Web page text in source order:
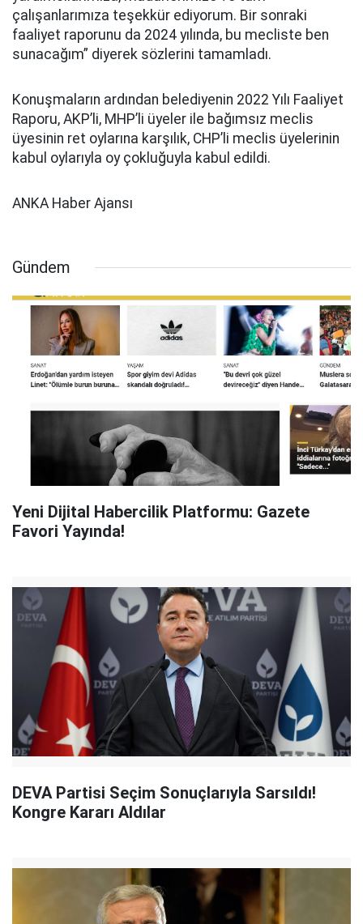
çalışanlarımıza teşekkür ediyorum. Bir sonraki
faaliyet raporunu da 2024 yılında, bu mecliste ben
sunacağım” diyerek sözlerini tamamladı.
Konuşmaların ardından belediyenin 2022 Yılı Faaliyet
Raporu, AKP’li, MHP’li üyeler ile bağımsız meclis
üyesinin ret oylarına karşılık, CHP’li meclis üyelerinin
kabul oylarıyla oy çokluğuyla kabul edildi.
ANKA Haber Ajansı
Gündem
Yeni Dijital Habercilik Platformu: Gazete
Favori Yayında!
DEVA Partisi Seçim Sonuçlarıyla Sarsıldı!
Kongre Kararı Aldılar